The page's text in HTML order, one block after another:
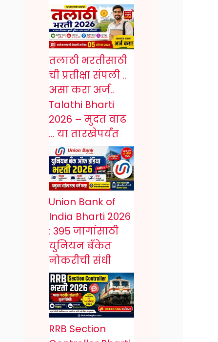
तलाठी भरतीसाठी
ची प्रतीक्षा संपली ..
असा करा अर्ज..
Talathi Bharti
2026 – मुदत वाढ
… या तारखेपर्यंत
Union Bank of
India Bharti 2026
: 395 जागांसाठी
युनियन बँकेत
नोकरीची संधी
RRB Section